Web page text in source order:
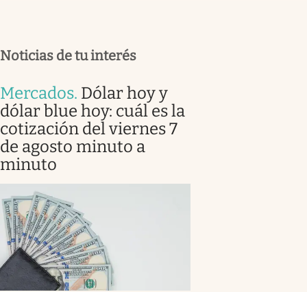
Noticias de tu interés
Mercados. Dólar hoy y
dólar blue hoy: cuál es la
cotización del viernes 7
de agosto minuto a
minuto